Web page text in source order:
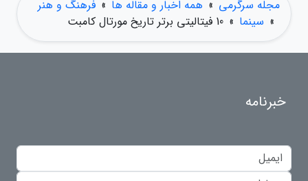
مجله سرگرمی » همه اخبار و مقاله ها » فرهنگ و هنر
» سینما » 10 فیتالیتی برتر تاریخ مورتال کامبت
خبرنامه